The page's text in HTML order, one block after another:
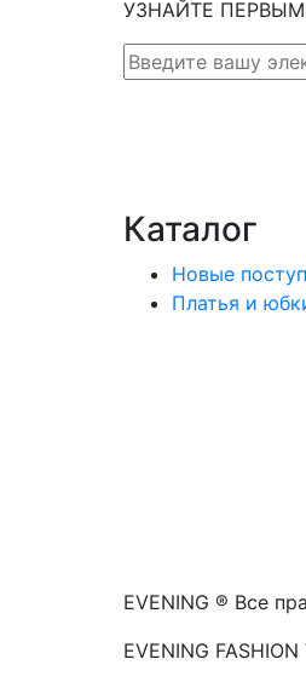
УЗНАЙТЕ
Каталог
Новые
Платья и
EVENING ® Все
EVENING